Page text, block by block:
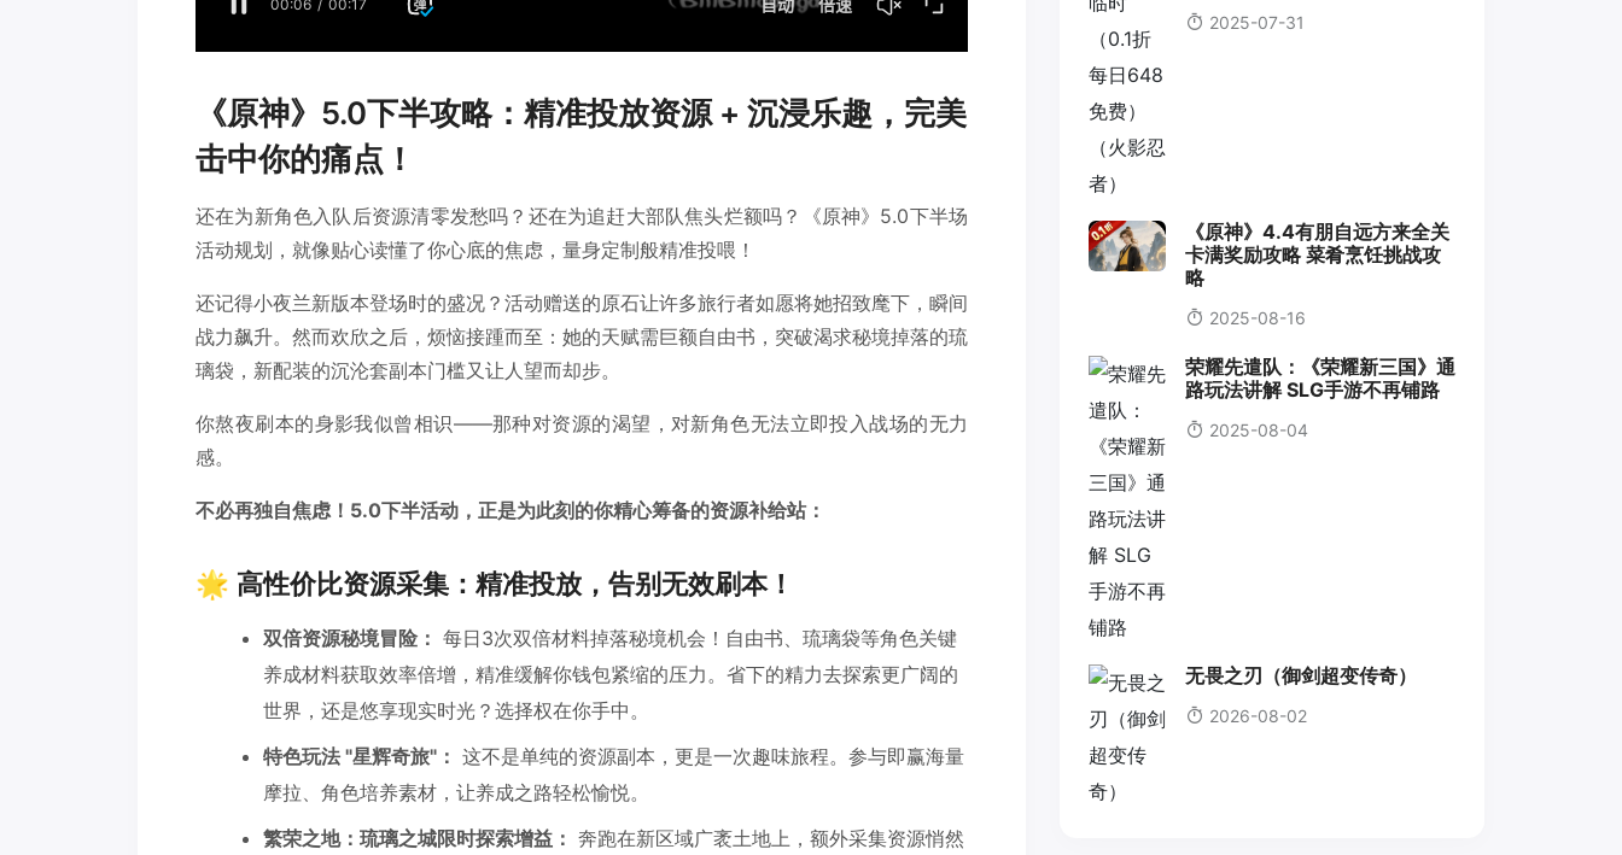
《原神》5.0下半攻略：精准投放资源 + 沉浸乐趣，完美
击中你的痛点！
还在为新角色入队后资源清零发愁吗？还在为追赶大部队焦头烂额吗？《原神》5.0下半场
活动规划，就像贴心读懂了你心底的焦虑，量身定制般精准投喂！
还记得小夜兰新版本登场时的盛况？活动赠送的原石让许多旅行者如愿将她招致麾下，瞬间
战力飙升。然而欢欣之后，烦恼接踵而至：她的天赋需巨额自由书，突破渴求秘境掉落的琉
璃袋，新配装的沉沦套副本门槛又让人望而却步。
你熬夜刷本的身影我似曾相识——那种对资源的渴望，对新角色无法立即投入战场的无力
感。
不必再独自焦虑！5.0下半活动，正是为此刻的你精心筹备的资源补给站：
🌟 高性价比资源采集：精准投放，告别无效刷本！
双倍资源秘境冒险： 每日3次双倍材料掉落秘境机会！自由书、琉璃袋等角色关键
养成材料获取效率倍增，精准缓解你钱包紧缩的压力。省下的精力去探索更广阔的
世界，还是悠享现实时光？选择权在你手中。
特色玩法 "星辉奇旅"： 这不是单纯的资源副本，更是一次趣味旅程。参与即赢海量
摩拉、角色培养素材，让养成之路轻松愉悦。
繁荣之地：琉璃之城限时探索增益： 奔跑在新区域广袤土地上，额外采集资源悄然
2025-07-31
《原神》4.4有朋自远方来全关
卡满奖励攻略 菜肴烹饪挑战攻
略
2025-08-16
荣耀先遣队：《荣耀新三国》通
路玩法讲解 SLG手游不再铺路
2025-08-04
无畏之刃（御剑超变传奇）
2026-08-02